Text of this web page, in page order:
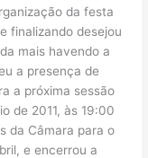
da festa
finalizando desejou
mais havendo a
a presença de
a próxima sessão
de 2011, às 19:00
da Câmara para o
e encerrou a